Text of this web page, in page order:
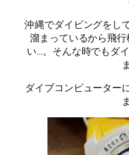
沖縄でダイビングをし
溜まっているから飛
い…。そんな時でもダ
ダイブコンピューター